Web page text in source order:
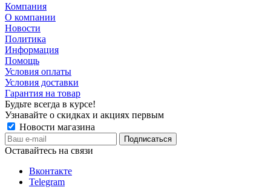
Компания
О компании
Новости
Политика
Информация
Помощь
Условия оплаты
Условия доставки
Гарантия на товар
Будьте всегда в курсе!
Узнавайте о скидках и акциях первым
Новости магазина
Оставайтесь на связи
Вконтакте
Telegram